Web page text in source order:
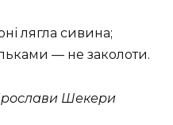
лягла сивина;
— не заколоти.
Шекери